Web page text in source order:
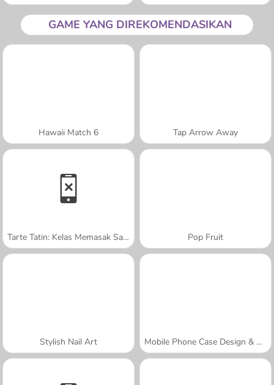
GAME YANG DIREKOMENDASIKAN
Hawaii Match 6 Tap Arrow Away
Tarte Tatin: Kelas Memasak Sara Pop Fruit
Stylish Nail Art Mobile Phone Case Design & DIY